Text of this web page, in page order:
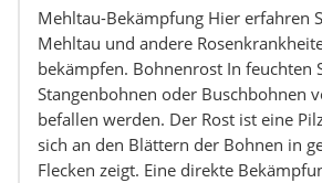
Mehltau-Bekämpfung Hier erfahren
Mehltau und andere
bekämpfen. Bohnenrost In feuchten
Stangenbohnen oder Buschbohnen
befallen werden. Der Rost ist eine
sich an den Blättern der Bohnen in
Flecken zeigt. Eine direkte